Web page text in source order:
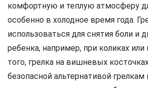
комфортную и теплую атмосферу
особенно в холодное время года.
использоваться для снятия боли и
ребенка, например, при коликах
того, грелка на вишневых
безопасной альтернативой грелкам